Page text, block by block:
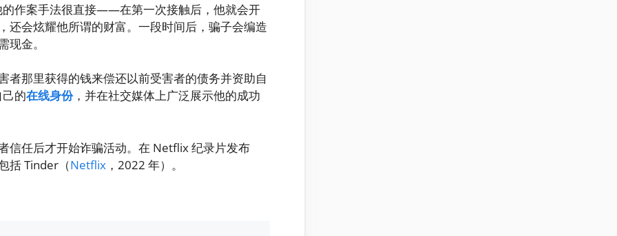
作案手法很直接——在第一次接触后，他就会开
还会炫耀他所谓的财富。一段时间后，骗子会编造
金。
那里获得的钱来偿还以前受害者的债务并资助自
的在线身份，并在社交媒体上广泛展示他的成功
信任后才开始诈骗活动。在 Netflix 纪录片发布
括 Tinder（Netflix ，2022 年）。